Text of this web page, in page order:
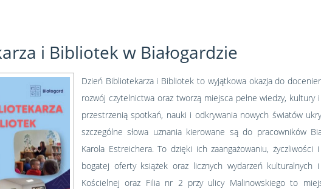
i Bibliotek w Białogardzie
Dzień Bibliotekarza i Bibliotek to wyjątkowa okazja do
rozwój czytelnictwa oraz tworzą miejsca pełne wiedzy,
przestrzenią spotkań, nauki i odkrywania nowych światów
szczególne słowa uznania kierowane są do pracowników
Karola Estreichera. To dzięki ich zaangażowaniu,
bogatej oferty książek oraz licznych wydarzeń kulturalnych
Kościelnej oraz Filia nr 2 przy ulicy Malinowskiego to